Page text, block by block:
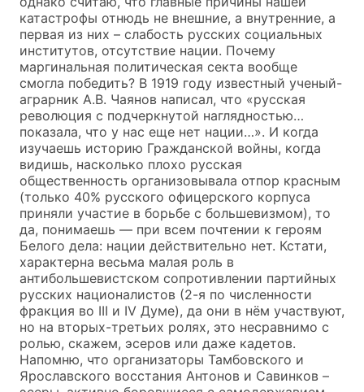
катастрофы отнюдь не внешние, а внутренние, а
первая из них – слабость русских социальных
институтов, отсутствие нации. Почему
маргинальная политическая секта вообще
смогла победить? В 1919 году известный ученый-
аграрник А.В. Чаянов написал, что «русская
революция с подчеркнутой наглядностью…
показала, что у нас еще нет нации…». И когда
изучаешь историю Гражданской войны, когда
видишь, насколько плохо русская
общественность организовывала отпор красным
(только 40% русского офицерского корпуса
приняли участие в борьбе с большевизмом), то
да, понимаешь — при всем почтении к героям
Белого дела: нации действительно нет. Кстати,
характерна весьма малая роль в
антибольшевистском сопротивлении партийных
русских националистов (2-я по численности
фракция во III и IV Думе), да они в нём участвуют,
но на вторых-третьих ролях, это несравнимо с
ролью, скажем, эсеров или даже кадетов.
Напомню, что организаторы Тамбовского и
Ярославского восстания Антонов и Савинков –